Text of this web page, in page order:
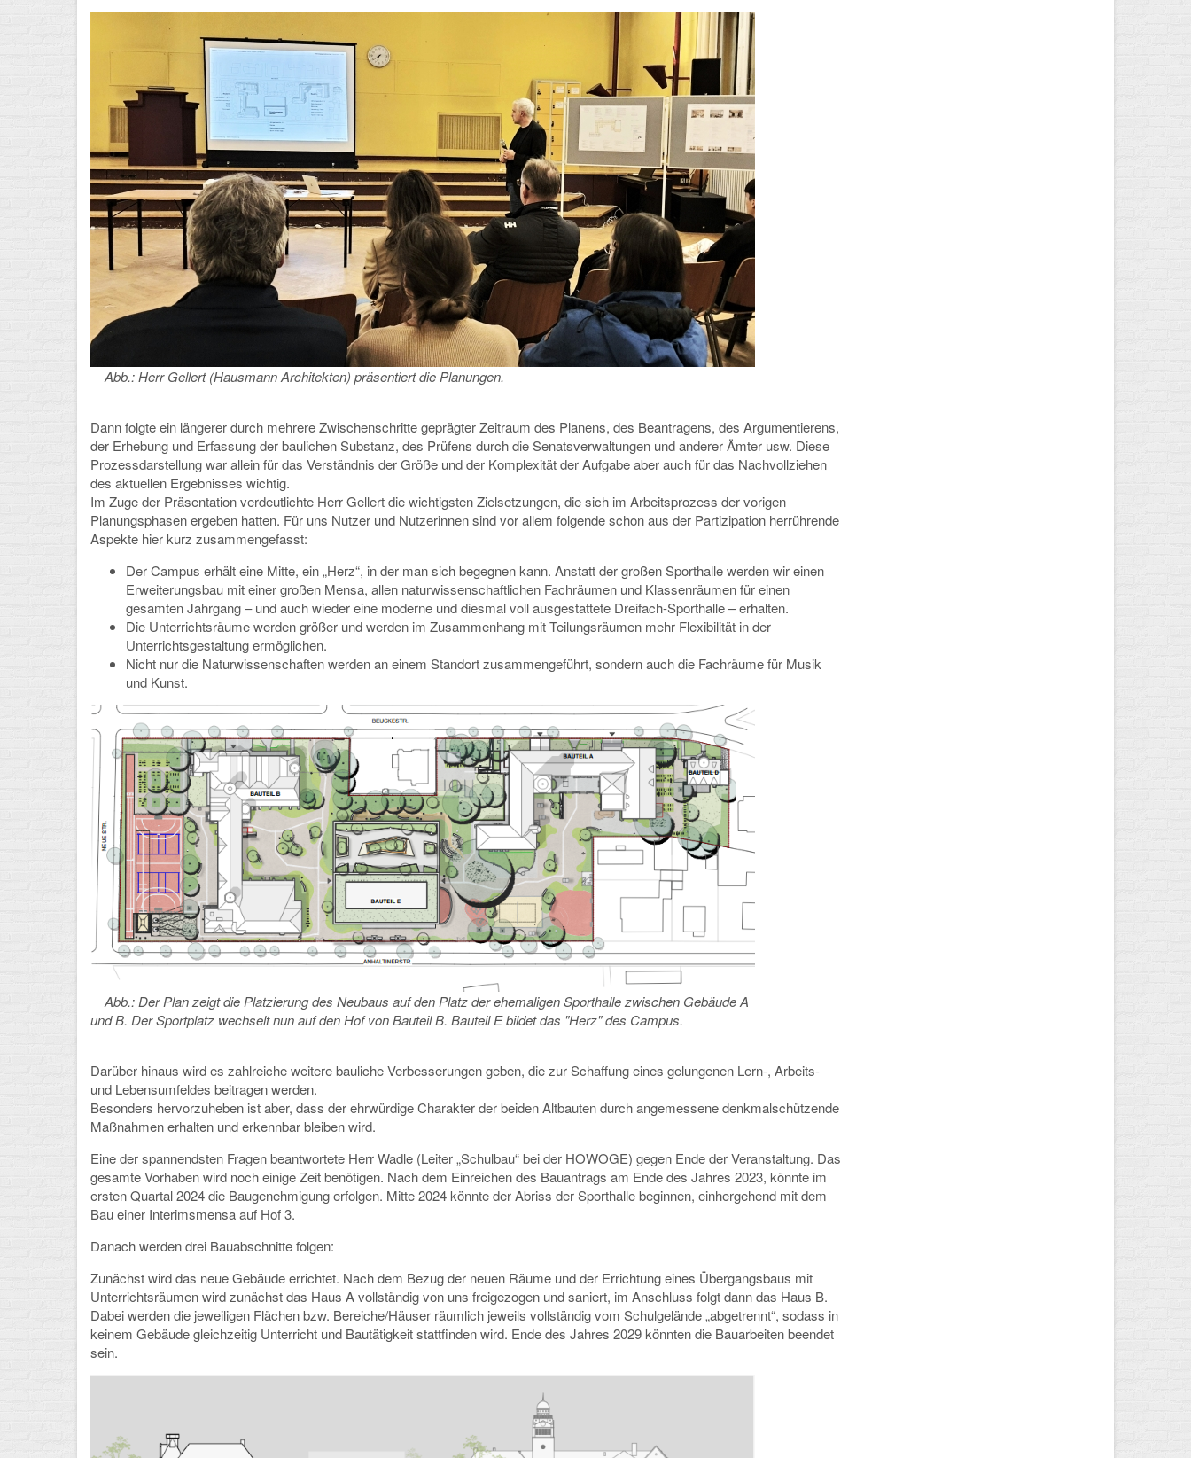
Abb.: Herr Gellert (Hausmann Architekten) präsentiert die Planungen.
Dann folgte ein längerer durch mehrere Zwischenschritte geprägter Zeitraum des Planens, des Beantragens, des Argumentierens,
der Erhebung und Erfassung der baulichen Substanz, des Prüfens durch die Senatsverwaltungen und anderer Ämter usw. Diese
Prozessdarstellung war allein für das Verständnis der Größe und der Komplexität der Aufgabe aber auch für das Nachvollziehen
des aktuellen Ergebnisses wichtig.
Im Zuge der Präsentation verdeutlichte Herr Gellert die wichtigsten Zielsetzungen, die sich im Arbeitsprozess der vorigen
Planungsphasen ergeben hatten. Für uns Nutzer und Nutzerinnen sind vor allem folgende schon aus der Partizipation herrührende
Aspekte hier kurz zusammengefasst:
Der Campus erhält eine Mitte, ein „Herz“, in der man sich begegnen kann. Anstatt der großen Sporthalle werden wir einen
Erweiterungsbau mit einer großen Mensa, allen naturwissenschaftlichen Fachräumen und Klassenräumen für einen
gesamten Jahrgang – und auch wieder eine moderne und diesmal voll ausgestattete Dreifach-Sporthalle – erhalten.
Die Unterrichtsräume werden größer und werden im Zusammenhang mit Teilungsräumen mehr Flexibilität in der
Unterrichtsgestaltung ermöglichen.
Nicht nur die Naturwissenschaften werden an einem Standort zusammengeführt, sondern auch die Fachräume für Musik
und Kunst.
Abb.: Der Plan zeigt die Platzierung des Neubaus auf den Platz der ehemaligen Sporthalle zwischen Gebäude A
und B. Der Sportplatz wechselt nun auf den Hof von Bauteil B. Bauteil E bildet das "Herz" des Campus.
Darüber hinaus wird es zahlreiche weitere bauliche Verbesserungen geben, die zur Schaffung eines gelungenen Lern-, Arbeits-
und Lebensumfeldes beitragen werden.
Besonders hervorzuheben ist aber, dass der ehrwürdige Charakter der beiden Altbauten durch angemessene denkmalschützende
Maßnahmen erhalten und erkennbar bleiben wird.
Eine der spannendsten Fragen beantwortete Herr Wadle (Leiter „Schulbau“ bei der HOWOGE) gegen Ende der Veranstaltung. Das
gesamte Vorhaben wird noch einige Zeit benötigen. Nach dem Einreichen des Bauantrags am Ende des Jahres 2023, könnte im
ersten Quartal 2024 die Baugenehmigung erfolgen. Mitte 2024 könnte der Abriss der Sporthalle beginnen, einhergehend mit dem
Bau einer Interimsmensa auf Hof 3.
Danach werden drei Bauabschnitte folgen:
Zunächst wird das neue Gebäude errichtet. Nach dem Bezug der neuen Räume und der Errichtung eines Übergangsbaus mit
Unterrichtsräumen wird zunächst das Haus A vollständig von uns freigezogen und saniert, im Anschluss folgt dann das Haus B.
Dabei werden die jeweiligen Flächen bzw. Bereiche/Häuser räumlich jeweils vollständig vom Schulgelände „abgetrennt“, sodass in
keinem Gebäude gleichzeitig Unterricht und Bautätigkeit stattfinden wird. Ende des Jahres 2029 könnten die Bauarbeiten beendet
sein.